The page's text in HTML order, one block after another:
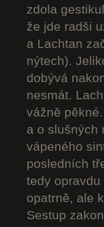
zdola
že jde radši
a Lachtan
nýtech).
dobývá
nesmát.
vážně
a o slušných
vápeného
posledních
tedy
opatrně, ale
Sestup